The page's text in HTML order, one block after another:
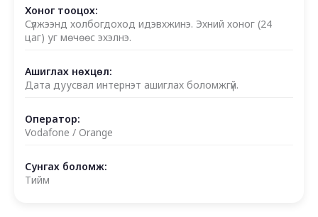
Хоног тооцох:
Сүлжээнд холбогдоход идэвхжинэ. Эхний хоног (24
цаг) уг мөчөөс эхэлнэ.
Ашиглах нөхцөл:
Дата дуусвал интернэт ашиглах боломжгүй.
Оператор:
Vodafone / Orange
Сунгах боломж:
Тийм